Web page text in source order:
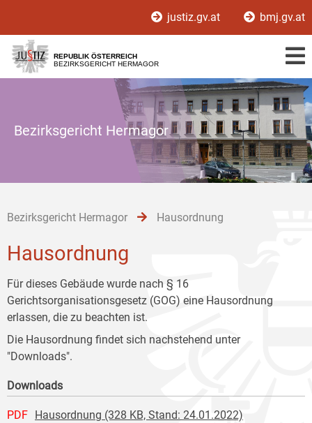
[1]
[2]
[3]
justiz.gv.at bmj.gv.at
REPUBLIK ÖSTERREICH
BEZIRKSGERICHT HERMAGOR
Bezirksgericht Hermagor
Bezirksgericht Hermagor Hausordnung
Hausordnung
Für dieses Gebäude wurde nach § 16
Gerichtsorganisationsgesetz (GOG) eine Hausordnung
erlassen, die zu beachten ist.
Die Hausordnung findet sich nachstehend unter
"Downloads".
Downloads
PDF Hausordnung (328 KB, Stand: 24.01.2022)